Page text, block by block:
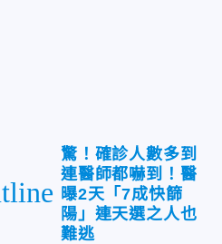
驚！確診人數多到
連醫師都嚇到！醫
曝2天「7成快篩
陽」連天選之人也
難逃